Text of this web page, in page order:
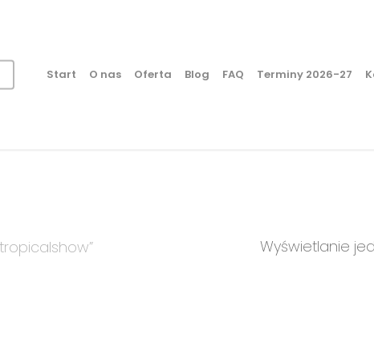
Start O nas Oferta Blog FAQ Terminy 2026-27
Wyświetlanie